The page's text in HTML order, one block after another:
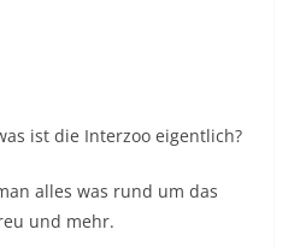
ist die Interzoo eigentlich?
alles was rund um das
und mehr.